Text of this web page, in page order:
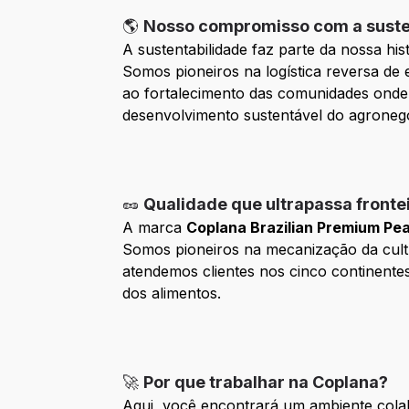
🌎 Nosso compromisso com a
A sustentabilidade faz parte da nossa
Somos pioneiros na logística reversa
ao fortalecimento das comunidades
desenvolvimento sustentável do
🥜 Qualidade que ultrapassa
A marca Coplana Brazilian Premium
Somos pioneiros na mecanização da
atendemos clientes nos cinco
dos alimentos.
🚀 Por que trabalhar na Coplana?